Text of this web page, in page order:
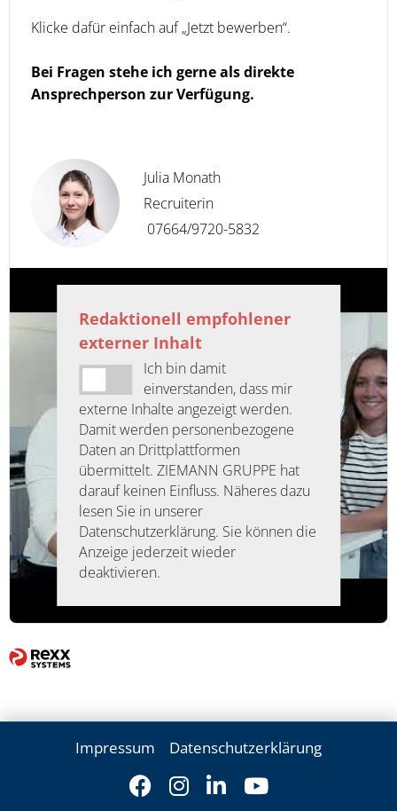
Klicke dafür einfach auf „Jetzt bewerben“.
Bei Fragen stehe ich gerne als direkte
Ansprechperson zur Verfügung.
Julia Monath
Recruiterin
07664/9720-5832
Redaktionell empfohlener
externer Inhalt
Ich bin damit
einverstanden, dass mir
externe Inhalte angezeigt werden.
Damit werden personenbezogene
Daten an Drittplattformen
übermittelt. ZIEMANN GRUPPE hat
darauf keinen Einfluss. Näheres dazu
lesen Sie in unserer
Datenschutzerklärung. Sie können die
Anzeige jederzeit wieder
deaktivieren.
Impressum Datenschutzerklärung